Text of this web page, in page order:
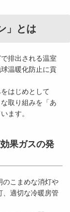
」とは
排出される温室
温暖化防止に貢
はじめとして
取り組みを「あ
ます。
果ガスの発
のこまめな消灯や
、適切な冷暖房管